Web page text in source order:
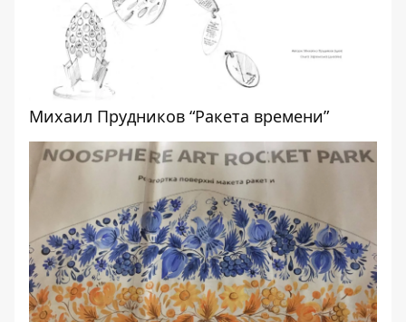
Михаил Прудников “Ракета времени”